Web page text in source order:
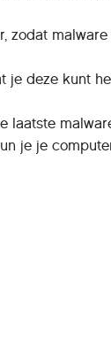
zodat
je deze kunt
laatste
je je